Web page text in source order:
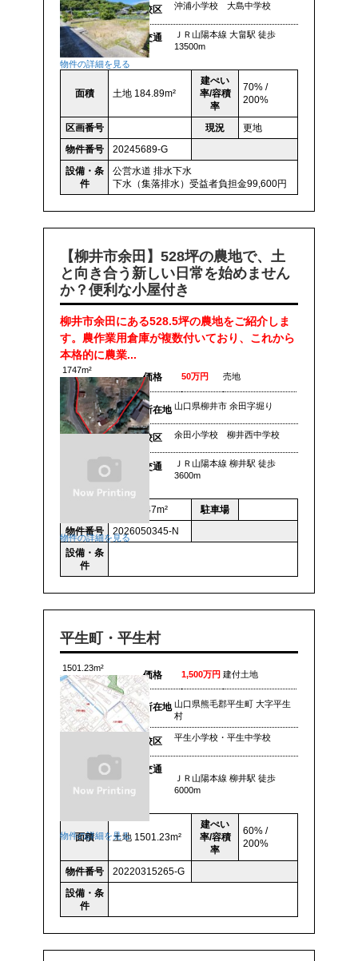
物件の詳細を見る
校区 沖浦小学校 大島中学校
交通
ＪＲ山陽本線 大畠駅 徒歩
13500m
面積 土地 184.89m²
建ぺい
率/容積
率
70% /
200%
区画番号 現況
更地
物件番号
20245689-G
設備・条
件
公営水道 排水下水
下水（集落排水）受益者負担金99,600円
【柳井市余田】528坪の農地で、土
と向き合う新しい日常を始めません
か？便利な小屋付き
柳井市余田にある528.5坪の農地をご紹介しま
す。農作業用倉庫が複数付いており、これから
本格的に農業...
1747m²
物件の詳細を見る
価格 50万円 売地
所在地 山口県柳井市 余田字堀り
校区 余田小学校 柳井西中学校
交通
ＪＲ山陽本線 柳井駅 徒歩
3600m
土地 1747m²
駐車場
物件番号
2026050345-N
設備・条
件
平生町・平生村
1501.23m²
物件の詳細を見る
価格 1,500万円 建付土地
所在地 山口県熊毛郡平生町 大字平生
村
校区 平生小学校・平生中学校
交通
ＪＲ山陽本線 柳井駅 徒歩
6000m
面積 土地 1501.23m²
建ぺい
率/容積
率
60% /
200%
物件番号
20220315265-G
設備・条
件